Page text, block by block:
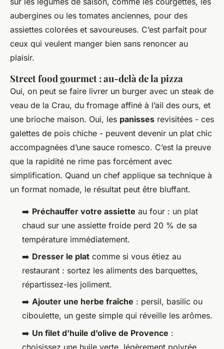
aubergines ou les tomates anciennes, pour des
assiettes colorées et savoureuses. C’est parfait pour
ceux qui veulent manger bien sans renoncer au
plaisir.
Street food gourmet : au-delà de la pizza
Oui, on peut se faire livrer un burger avec un steak de
veau de la Crau, du fromage affiné à l’ail des ours, et
une brioche maison. Oui, les panisses revisitées - ces
galettes de pois chiche - peuvent devenir un plat chic
accompagnées d’une sauce romesco. C’est la preuve
que la rapidité ne rime pas forcément avec
simplification. Quand un chef applique sa technique à
un format nomade, le résultat peut être bluffant.
➡️ Préchauffer votre assiette au four : un plat
chaud sur une assiette froide perd 20 % de sa
température immédiatement.
➡️ Dresser le plat comme si vous étiez au
restaurant : sortez les aliments des barquettes,
répartissez-les joliment.
➡️ Ajouter une herbe fraîche : persil, basilic ou
ciboulette, un geste simple qui réveille les arômes.
➡️ Un filet d’huile d’olive de Provence :
choisissez une huile verte, légèrement poivrée,